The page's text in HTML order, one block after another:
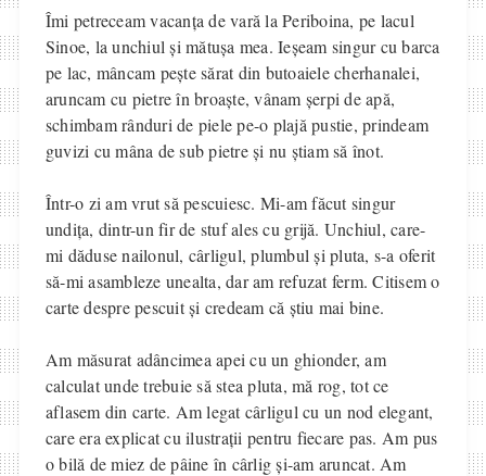
Îmi petreceam vacanța de vară la Periboina, pe lacul
Sinoe, la unchiul și mătușa mea. Ieșeam singur cu barca
pe lac, mâncam pește sărat din butoaiele cherhanalei,
aruncam cu pietre în broaște, vânam șerpi de apă,
schimbam rânduri de piele pe-o plajă pustie, prindeam
guvizi cu mâna de sub pietre și nu știam să înot.
Într-o zi am vrut să pescuiesc. Mi-am făcut singur
undița, dintr-un fir de stuf ales cu grijă. Unchiul, care-
mi dăduse nailonul, cârligul, plumbul și pluta, s-a oferit
să-mi asambleze unealta, dar am refuzat ferm. Citisem o
carte despre pescuit și credeam că știu mai bine.
Am măsurat adâncimea apei cu un ghionder, am
calculat unde trebuie să stea pluta, mă rog, tot ce
aflasem din carte. Am legat cârligul cu un nod elegant,
care era explicat cu ilustrații pentru fiecare pas. Am pus
o bilă de miez de pâine în cârlig și-am aruncat. Am